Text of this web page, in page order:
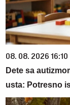
08. 08. 2026 16:10
Dete sa
usta: Potresno